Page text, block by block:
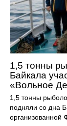
1,5 тонны
Байкала
«Вольное
1,5 тонны
подняли со дна
организованной